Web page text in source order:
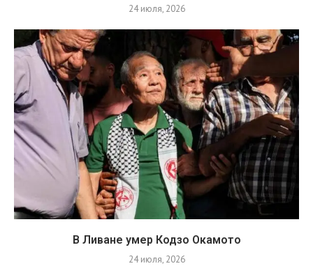
24 июля, 2026
В Ливане умер Кодзо Окамото
24 июля, 2026